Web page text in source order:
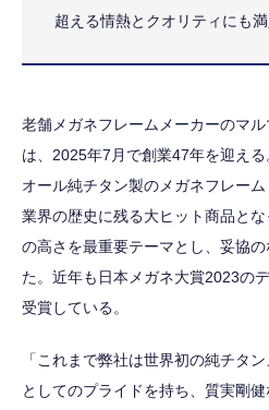
超える情熱とクオリティにも満
老舗メガネフレームメーカーのマ
は、2025年7月で創業47年を迎え
オール純チタン製のメガネフレー
業界の歴史に残る大ヒット商品と
の高さを最重要テーマとし、妥協
た。近年も日本メガネ大賞2023の
受賞している。
「これまで弊社は世界初の純チタ
としてのプライドを持ち、質実剛